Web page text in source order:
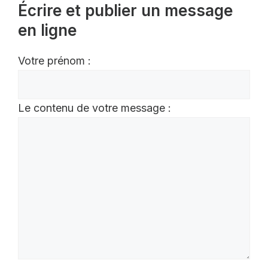
Écrire et publier un message
en ligne
Votre prénom :
Le contenu de votre message :